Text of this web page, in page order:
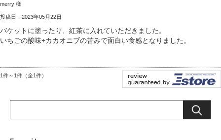
merry 様
投稿日：2023年05月22日
バケットに塗ったり、紅茶に入れていただきました。
いちごの酸味+カカオニブの苦みで面白い食感となりました。
1件～1件（全1件）